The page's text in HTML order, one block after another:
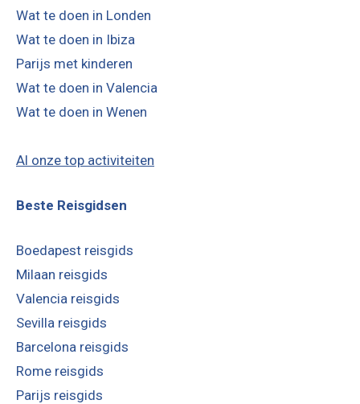
Wat te doen in Londen
Wat te doen in Ibiza
Parijs met kinderen
Wat te doen in Valencia
Wat te doen in Wenen
Al onze top activiteiten
Beste Reisgidsen
Boedapest reisgids
Milaan reisgids
Valencia reisgids
Sevilla reisgids
Barcelona reisgids
Rome reisgids
Parijs reisgids